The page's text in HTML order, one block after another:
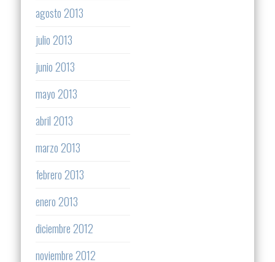
agosto 2013
julio 2013
junio 2013
mayo 2013
abril 2013
marzo 2013
febrero 2013
enero 2013
diciembre 2012
noviembre 2012